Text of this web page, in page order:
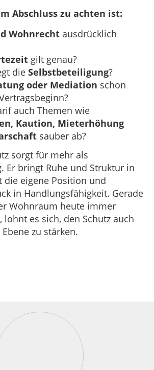
Abschluss zu achten ist:
Wohnrecht ausdrücklich
gilt genau?
die Selbstbeteiligung?
oder Mediation schon
auch Themen wie
Kaution, Mieterhöhung
sauber ab?
sorgt für mehr als
Er bringt Ruhe und Struktur in
die eigene Position und
in Handlungsfähigkeit. Gerade
Wohnraum heute immer
es sich, den Schutz auch
zu stärken.